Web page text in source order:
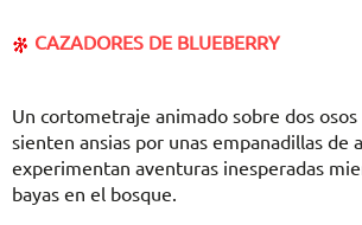
CAZADORES DE BLUEBERRY
Un cortometraje animado sobre dos
sienten ansias por unas empanadillas de
experimentan aventuras inesperadas
bayas en el bosque.